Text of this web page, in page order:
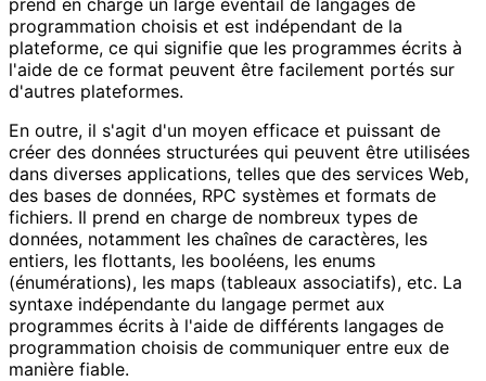
programmation choisis et est indépendant de la
plateforme, ce qui signifie que les programmes écrits à
l'aide de ce format peuvent être facilement portés sur
d'autres plateformes.
En outre, il s'agit d'un moyen efficace et puissant de
créer des données structurées qui peuvent être utilisées
dans diverses applications, telles que des services Web,
des bases de données, RPC systèmes et formats de
fichiers. Il prend en charge de nombreux types de
données, notamment les chaînes de caractères, les
entiers, les flottants, les booléens, les enums
(énumérations), les maps (tableaux associatifs), etc. La
syntaxe indépendante du langage permet aux
programmes écrits à l'aide de différents langages de
programmation choisis de communiquer entre eux de
manière fiable.